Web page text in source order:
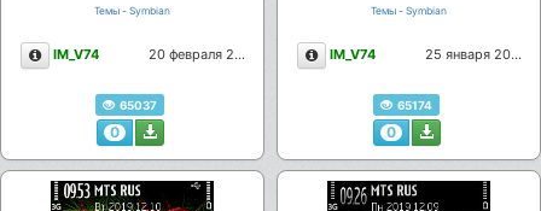
Темы - Symbian
Описание
IM_V74 20 февраля 2020
65037
0
Темы - Symbian
Описание
IM_V74 25 января 2020
65174
0